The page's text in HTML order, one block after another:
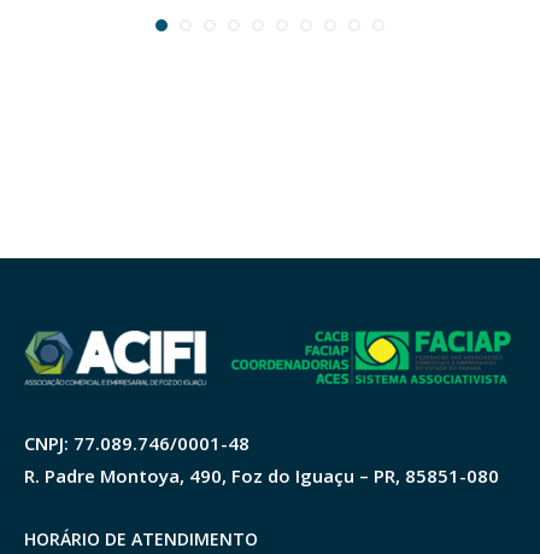
CNPJ: 77.089.746/0001-48
R. Padre Montoya, 490, Foz do Iguaçu – PR, 85851-080
HORÁRIO DE ATENDIMENTO